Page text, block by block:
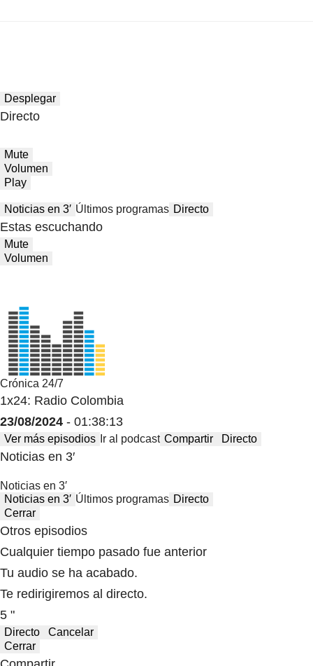
Desplegar
Directo
Mute
Volumen
Play
Noticias en 3′ Últimos programas Directo
Estas escuchando
Mute
Volumen
Crónica 24/7
1x24: Radio Colombia
23/08/2024 - 01:38:13
Ver más episodios Ir al podcast Compartir Directo
Noticias en 3′
Noticias en 3′
Noticias en 3′ Últimos programas Directo
Cerrar
Otros episodios
Cualquier tiempo pasado fue anterior
Tu audio se ha acabado.
Te redirigiremos al directo.
5 "
Directo
Cancelar
Cerrar